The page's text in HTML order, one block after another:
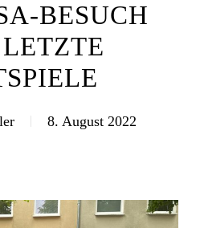
BESUCH
8. August 2022